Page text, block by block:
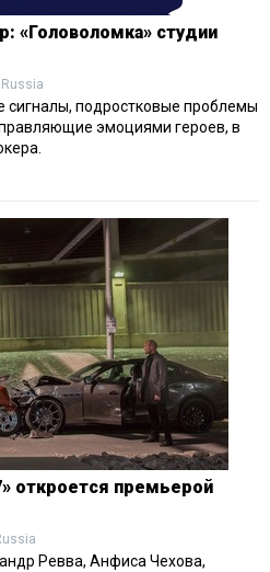
«Головоломка» студии
подростковые проблемы
эмоциями героев, в
откроется премьерой
Ревва, Анфиса Чехова,